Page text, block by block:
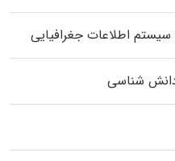
اطلاعات جغرافیایی
شناسی